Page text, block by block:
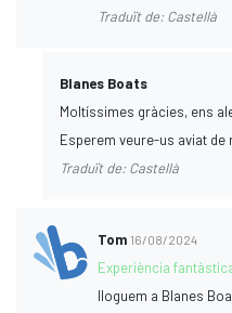
Traduït de: Castellà
Blanes Boats
Moltíssimes gràcies, ens
Esperem veure-us aviat de
Traduït de: Castellà
Tom 16/08/2024
Experiència
lloguem a Blanes